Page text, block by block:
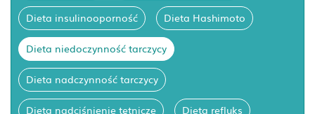
Dieta insulinooporność Dieta Hashimoto
Dieta niedoczynność tarczycy
Dieta nadczynność tarczycy
Dieta nadciśnienie tętnicze Dieta refluks